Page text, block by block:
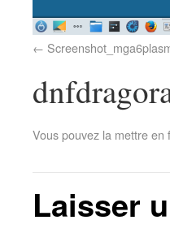
Vous pouvez la mettre en
Laisser